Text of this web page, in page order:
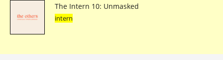
The Intern 10: Unmasked
intern